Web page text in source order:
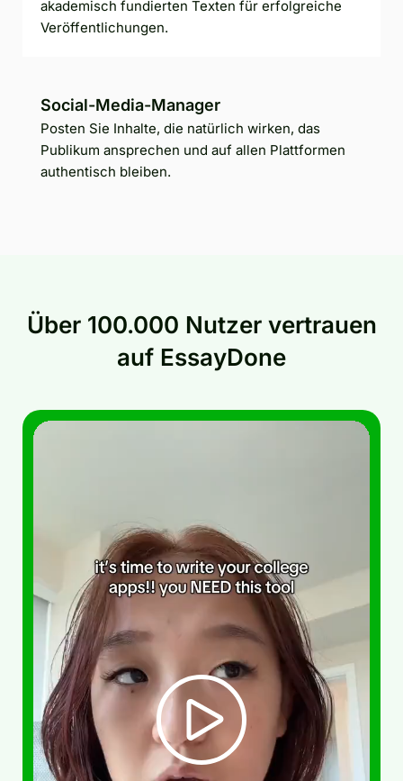
akademisch fundierten Texten für erfolgreiche
Veröffentlichungen.
Social-Media-Manager
Posten Sie Inhalte, die natürlich wirken, das
Publikum ansprechen und auf allen Plattformen
authentisch bleiben.
Über 100.000 Nutzer vertrauen
auf EssayDone